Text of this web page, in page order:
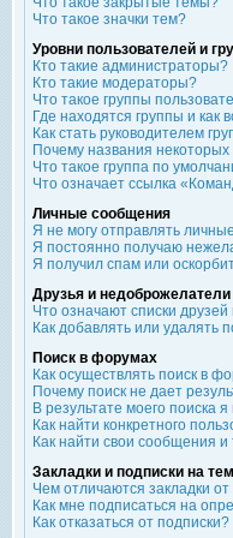
Что такое значки тем?
Уровни пользователей и
Кто такие администраторы?
Кто такие модераторы?
Что такое группы
Где находятся группы и как
Как стать руководителем
Почему названия
Что такое группа по
Что означает ссылка
Личные сообщения
Я не могу отправлять
Я постоянно получаю
Я получил спам или
Друзья и недоброжелатели
Что означают списки
Как добавлять или удалять
Поиск в форумах
Как осуществлять поиск в
Почему поиск не дает
В результате моего поиска
Как найти конкретного
Как найти свои сообщения
Закладки и подписки на
Чем отличаются закладки
Как мне подписаться на
Как отказаться от подписки?